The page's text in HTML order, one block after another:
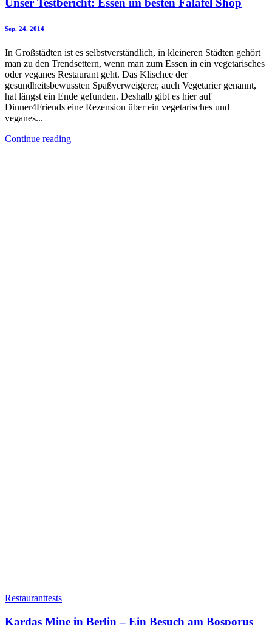
Unser Testbericht: Essen im besten Falafel Shop
Sep. 24. 2014
In Großstädten ist es selbstverständlich, in kleineren Städten gehört
man zu den Trendsettern, wenn man zum Essen in ein vegetarisches
oder veganes Restaurant geht. Das Klischee der
gesundheitsbewussten Spaßverweigerer, auch Vegetarier genannt,
hat längst ein Ende gefunden. Deshalb gibt es hier auf
Dinner4Friends eine Rezension über ein vegetarisches und
veganes...
Continue reading
Restauranttests
Kardas Mine in Berlin – Ein Besuch am Bosporus